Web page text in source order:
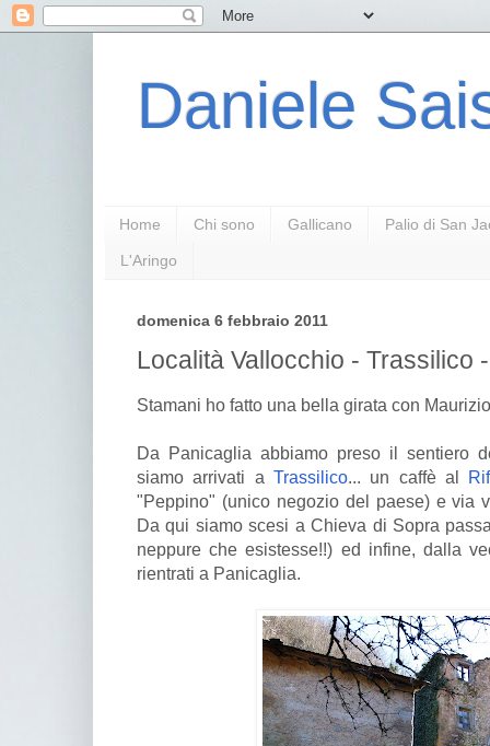
Daniele
Home Chi sono Gallicano Palio di San
L'Aringo
domenica 6 febbraio 2011
Località Vallocchio - Trassilico
Stamani ho fatto una bella girata con
Da Panicaglia abbiamo preso il sentiero
siamo arrivati a Trassilico... un caffè al
"Peppino" (unico negozio del paese) e via
Da qui siamo scesi a Chieva di Sopra
neppure che esistesse!!) ed infine, dalla
rientrati a Panicaglia.